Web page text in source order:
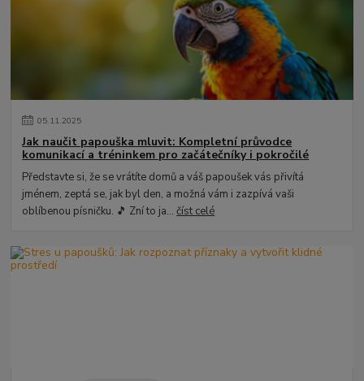
05.11.2025
Jak naučit papouška mluvit: Kompletní průvodce
komunikací a tréninkem pro začátečníky i pokročilé
Představte si, že se vrátíte domů a váš papoušek vás přivítá
jménem, zeptá se, jak byl den, a možná vám i zazpívá vaši
oblíbenou písničku. 🎵 Zní to ja...číst celé